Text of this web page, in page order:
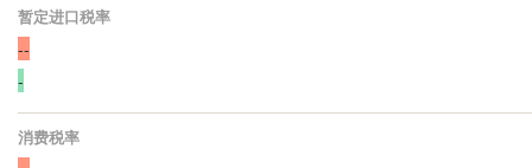
暂定进口税率
--
-
消费税率